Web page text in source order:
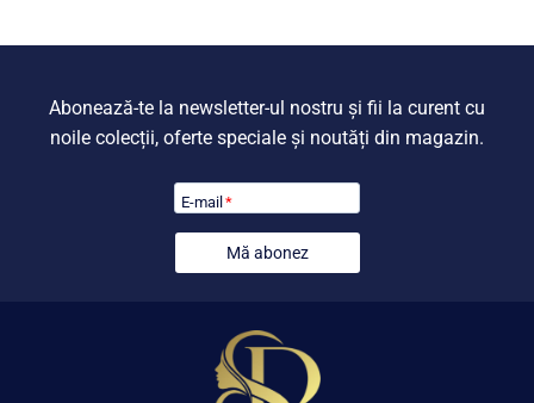
Abonează-te la newsletter-ul nostru și fii la curent cu
noile colecții, oferte speciale și noutăți din magazin.
E-mail*
Mă abonez